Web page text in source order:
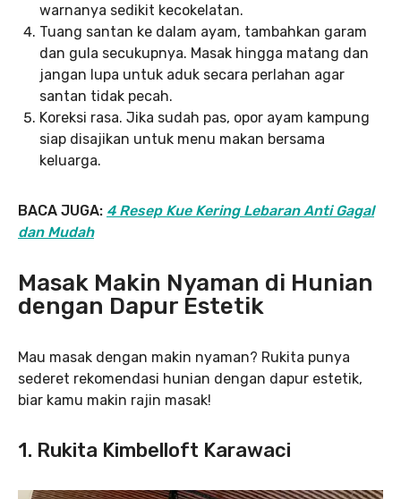
warnanya sedikit kecokelatan.
Tuang santan ke dalam ayam, tambahkan garam
dan gula secukupnya. Masak hingga matang dan
jangan lupa untuk aduk secara perlahan agar
santan tidak pecah.
Koreksi rasa. Jika sudah pas, opor ayam kampung
siap disajikan untuk menu makan bersama
keluarga.
BACA JUGA: 4 Resep Kue Kering Lebaran Anti Gagal
dan Mudah
Masak Makin Nyaman di Hunian
dengan Dapur Estetik
Mau masak dengan makin nyaman? Rukita punya
sederet rekomendasi hunian dengan dapur estetik,
biar kamu makin rajin masak!
1. Rukita Kimbelloft Karawaci